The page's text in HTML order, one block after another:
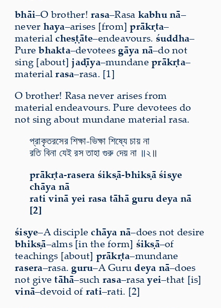
bhāi–O brother! rasa–Rasa kabhu nā–
never haya–arises [from]prākṛta–
material cheṣṭāte–endeavours. śuddha–
Purebhakta–devotees gāya nā–do not
sing [about]jaḍīya–mundane prākṛta–
materialrasa–rasa. [1]
O brother! Rasa never arises from
material endeavours. Pure devotees do
not sing about mundane material rasa.
প্রাকৃতরসের শিক্ষা-ভিক্ষা শিষ্যে চায় না
রতি বিনা যেই রস তাহা গুরু দেয় না ॥২॥
prākṛta-rasera śikṣā-bhikṣā śiṣye
chāya nā
rati vinā yei rasa tāhā guru deya nā
[2]
śiṣye–A disciple chāya nā–does not desire
bhikṣā–alms [in the form] śikṣā–of
teachings [about] prākṛta–mundane
rasera–rasa. guru–A Guru deya nā–does
not givetāhā–such rasa–rasayei–that [is]
vinā–devoid of rati–rati. [2]